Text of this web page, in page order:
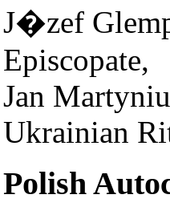
J�zef
Episcopate,
Jan
Ukrainian
Polish